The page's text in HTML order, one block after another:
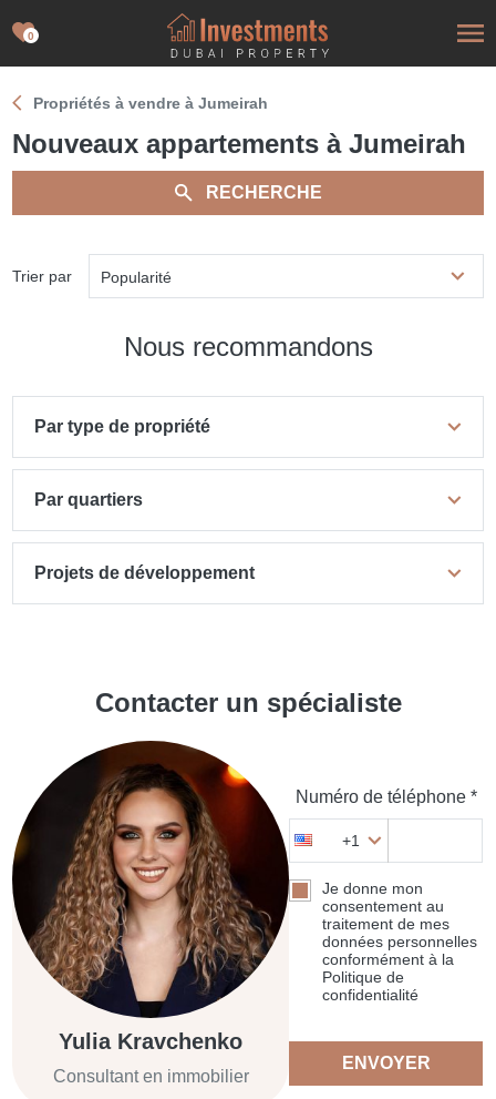
0
Propriétés à vendre à Jumeirah
Nouveaux appartements à Jumeirah
RECHERCHE
Trier par Popularité
Nous recommandons
Par type de propriété
Par quartiers
Projets de développement
Contacter un spécialiste
Yulia Kravchenko
Consultant en immobilier
Numéro de téléphone *
+1
Je donne mon
consentement au
traitement de mes
données personnelles
conformément à la
Politique de
confidentialité
ENVOYER